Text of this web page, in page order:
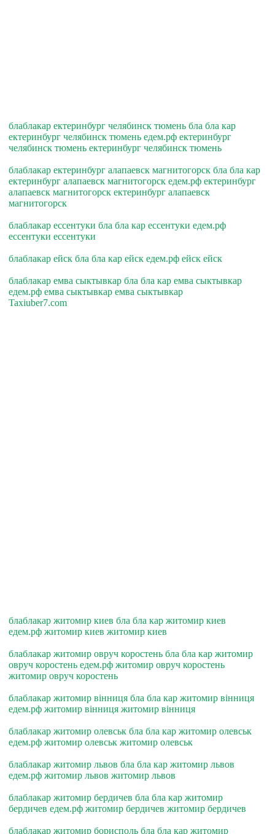
блаблакар ектеринбург челябинск тюмень бла бла кар
ектеринбург челябинск тюмень едем.рф ектеринбург
челябинск тюмень ектеринбург челябинск тюмень
блаблакар ектеринбург алапаевск магнитогорск бла бла кар
ектеринбург алапаевск магнитогорск едем.рф ектеринбург
алапаевск магнитогорск ектеринбург алапаевск
магнитогорск
блаблакар ессентуки бла бла кар ессентуки едем.рф
ессентуки ессентуки
блаблакар ейск бла бла кар ейск едем.рф ейск ейск
блаблакар емва сыктывкар бла бла кар емва сыктывкар
едем.рф емва сыктывкар емва сыктывкар
Taxiuber7.com
блаблакар житомир киев бла бла кар житомир киев
едем.рф житомир киев житомир киев
блаблакар житомир овруч коростень бла бла кар житомир
овруч коростень едем.рф житомир овруч коростень
житомир овруч коростень
блаблакар житомир вiнниця бла бла кар житомир вiнниця
едем.рф житомир вiнниця житомир вiнниця
блаблакар житомир олевськ бла бла кар житомир олевськ
едем.рф житомир олевськ житомир олевськ
блаблакар житомир львов бла бла кар житомир львов
едем.рф житомир львов житомир львов
блаблакар житомир бердичев бла бла кар житомир
бердичев едем.рф житомир бердичев житомир бердичев
блаблакар житомир борисполь бла бла кар житомир